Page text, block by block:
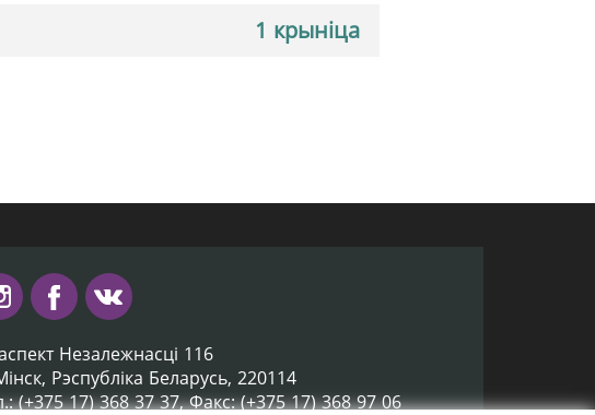
1 крыніца
Незалежнасці 116
Рэспубліка Беларусь, 220114
(+375 17) 368 37 37, Факс: (+375 17) 368 97 06